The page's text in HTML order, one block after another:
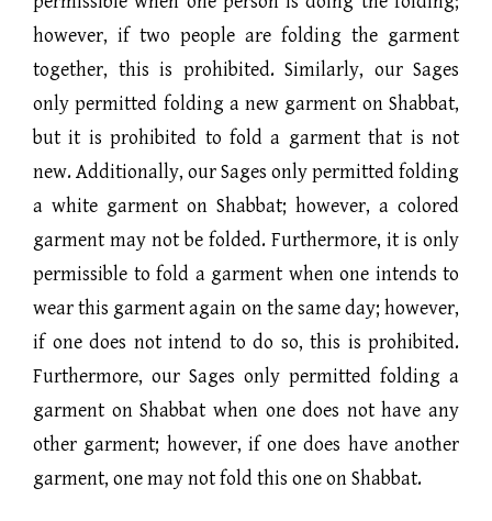
however, if two people are folding the garment
together, this is prohibited. Similarly, our Sages
only permitted folding a new garment on Shabbat,
but it is prohibited to fold a garment that is not
new. Additionally, our Sages only permitted folding
a white garment on Shabbat; however, a colored
garment may not be folded. Furthermore, it is only
permissible to fold a garment when one intends to
wear this garment again on the same day; however,
if one does not intend to do so, this is prohibited.
Furthermore, our Sages only permitted folding a
garment on Shabbat when one does not have any
other garment; however, if one does have another
garment, one may not fold this one on Shabbat.